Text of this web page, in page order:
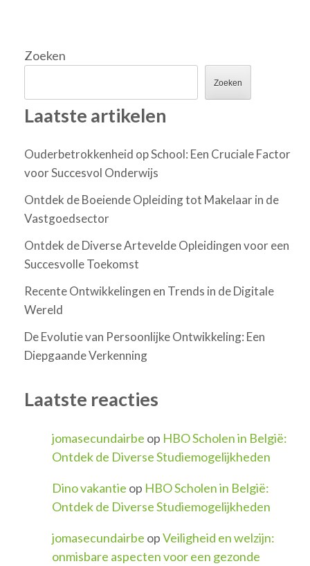
Zoeken
Zoeken
Laatste artikelen
Ouderbetrokkenheid op School: Een Cruciale Factor
voor Succesvol Onderwijs
Ontdek de Boeiende Opleiding tot Makelaar in de
Vastgoedsector
Ontdek de Diverse Artevelde Opleidingen voor een
Succesvolle Toekomst
Recente Ontwikkelingen en Trends in de Digitale
Wereld
De Evolutie van Persoonlijke Ontwikkeling: Een
Diepgaande Verkenning
Laatste reacties
jomasecundairbe op HBO Scholen in België:
Ontdek de Diverse Studiemogelijkheden
Dino vakantie op HBO Scholen in België:
Ontdek de Diverse Studiemogelijkheden
jomasecundairbe opVeiligheid en welzijn:
onmisbare aspecten voor een gezonde